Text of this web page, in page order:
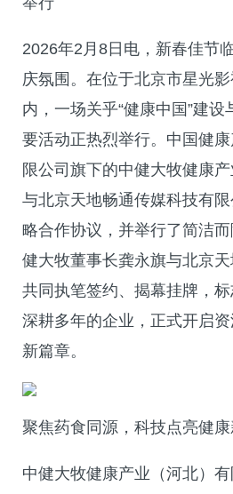
2026年2月8日电，新春佳节
庆氛围。在位于北京市星光
内，一场关乎“健康中国”建
要活动正热烈举行。中国健
限公司旗下的中健大牧健康
与北京天地畅通传媒科技有
略合作协议，并举行了简洁
健大牧董事长龚永旗与北京
共同执笔签约、揭幕挂牌，
深耕多年的企业，正式开启
新篇章。
聚焦药食同源，科技点亮健
中健大牧健康产业（河北）